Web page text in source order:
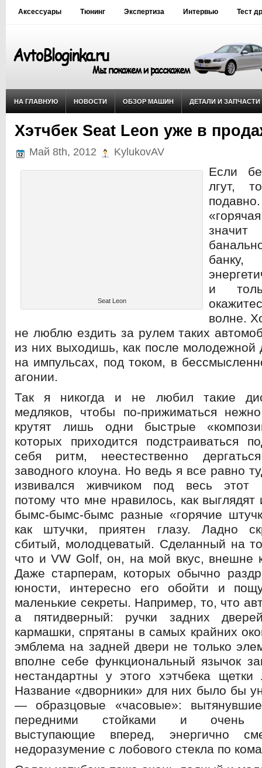
Аксессуары Тюнинг Экспертиза Интервью Тест
НА ГЛАВНУЮ НОВОСТИ ОБЗОР МАШИН ДЕТАЛИ И ЗАПЧАСТИ
Хэтчбек Seat Leon уже в
Май 8th, 2012 KylukovAV
Seat Leon
Если
лгут,
банку,
и
волне.
не люблю ездить за рулем таких
из них выходишь, как после молодежной
на импульсах, под током, в
агонии.
Так я никогда и не любил такие
медляков, чтобы по-прижиматься
крутят лишь одни быстрые
которых приходится подстраиваться
себя ритм, неестественно
заводного клоуна. Но ведь я все равно
извивался живчиком под весь этот
потому что мне нравилось, как выглядят
бымс-бымс-бымс разные «горячие
как штучки, приятен глазу. Ладно
сбитый, молодцеватый. Сделанный на
что и VW Golf, он, на мой вкус, внешне
Даже старперам, которых обычно
юности, интересно его обойти и
маленькие секреты. Например, то, что
а пятидверный: ручки задних
кармашки, спрятаны в самых крайних
эмблема на задней двери не только
вполне себе функциональный язычок
нестандартны у этого хэтчбека щетки
Название «дворники» для них было бы
— образцовые «часовые»:
передними стойками и очень
выступающие вперед, энергично
недоразумение с лобового стекла по